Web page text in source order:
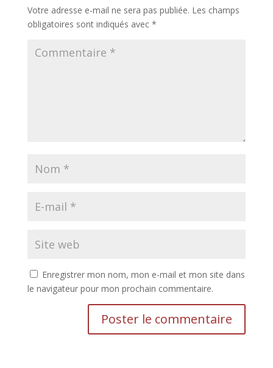
Votre adresse e-mail ne sera pas publiée. Les champs
obligatoires sont indiqués avec *
Enregistrer mon nom, mon e-mail et mon site dans
le navigateur pour mon prochain commentaire.